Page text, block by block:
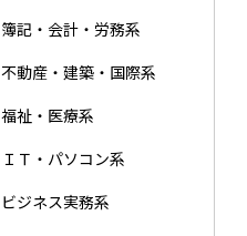
簿記・会計・労務系
不動産・建築・国際系
福祉・医療系
ＩＴ・パソコン系
ビジネス実務系